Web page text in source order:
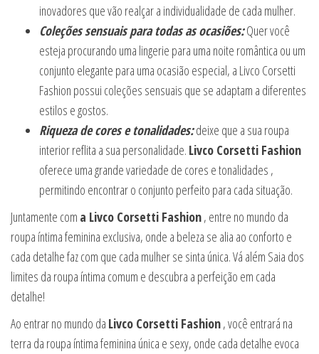
inovadores que vão realçar a individualidade de cada mulher.
Coleções sensuais para todas as ocasiões:Quer você
esteja procurando uma lingerie para uma noite romântica ou um
conjunto elegante para uma ocasião especial, a Livco Corsetti
Fashion possui coleções sensuais que se adaptam a diferentes
estilos e gostos.
Riqueza de cores e tonalidades:deixe que a sua roupa
interior reflita a sua personalidade. Livco Corsetti Fashion
oferece uma grande variedade de cores e tonalidades ,
permitindo encontrar o conjunto perfeito para cada situação.
Juntamente com a Livco Corsetti Fashion, entre no mundo da
roupa íntima feminina exclusiva, onde a beleza se alia ao conforto e
cada detalhe faz com que cada mulher se sinta única. Vá além Saia dos
limites da roupa íntima comum e descubra a perfeição em cada
detalhe!
Ao entrar no mundo da Livco Corsetti Fashion, você entrará na
terra da roupa íntima feminina única e sexy, onde cada detalhe evoca